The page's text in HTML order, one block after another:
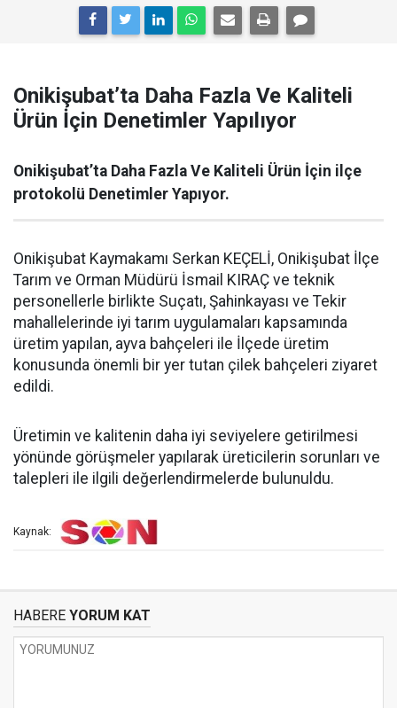
Onikişubat’ta Daha Fazla Ve Kaliteli
Ürün İçin Denetimler Yapılıyor
Onikişubat’ta Daha Fazla Ve Kaliteli Ürün İçin ilçe
protokolü Denetimler Yapıyor.
Onikişubat Kaymakamı Serkan KEÇELİ, Onikişubat İlçe
Tarım ve Orman Müdürü İsmail KIRAÇ ve teknik
personellerle birlikte Suçatı, Şahinkayası ve Tekir
mahallelerinde iyi tarım uygulamaları kapsamında
üretim yapılan, ayva bahçeleri ile İlçede üretim
konusunda önemli bir yer tutan çilek bahçeleri ziyaret
edildi.
Üretimin ve kalitenin daha iyi seviyelere getirilmesi
yönünde görüşmeler yapılarak üreticilerin sorunları ve
talepleri ile ilgili değerlendirmelerde bulunuldu.
Kaynak:
HABERE YORUM KAT